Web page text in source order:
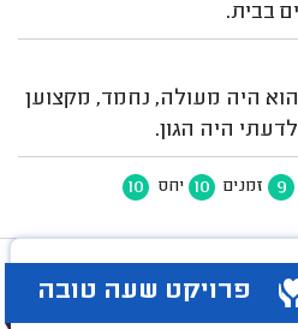
בבית.
הוא היה מעולה, נחמד, מקצוען
היה הגון.
9 זמנים 10 יחס 10
פרויקט שעה טובה